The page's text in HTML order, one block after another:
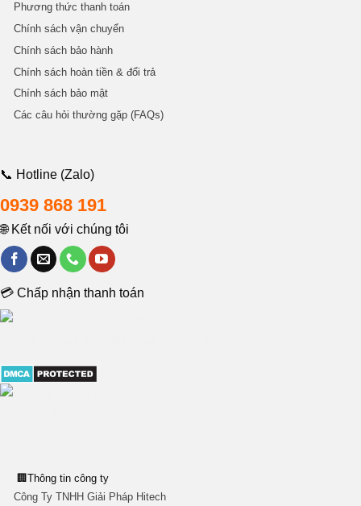
Phương thức thanh toán
Chính sách vận chuyển
Chính sách bảo hành
Chính sách hoàn tiền & đổi trả
Chính sách bảo mật
Các câu hỏi thường gặp (FAQs)
📞 Hotline (Zalo)
0939 868 191
🌐 Kết nối với chúng tôi
💳 Chấp nhận thanh toán
🏢 Thông tin công ty
Công Ty TNHH Giải Pháp Hitech